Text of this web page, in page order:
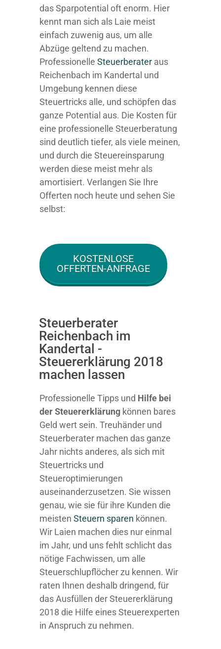
das Sparpotential oft enorm. Hier
kennt man sich als Laie meist
einfach zuwenig aus, um alle
Abzüge geltend zu machen.
Professionelle Steuerberater aus
Reichenbach im Kandertal und
Umgebung kennen diese
Steuertricks alle, und schöpfen das
ganze Potential aus. Die Kosten für
eine professionelle Steuerberatung
sind deutlich tiefer, als viele meinen,
und durch die Steuereinsparung
werden diese meist mehr als
amortisiert. Verlangen Sie Ihre
Offerten noch heute und sehen Sie
selbst:
KOSTENLOSE
OFFERTEN-ANFRAGE
Steuerberater
Reichenbach im
Kandertal -
Steuererklärung 2018
machen lassen
Professionelle Tipps und Hilfe bei
der Steuererklärung können bares
Geld wert sein. Treuhänder und
Steuerberater machen das ganze
Jahr nichts anderes, als sich mit
Steuertricks und
Steueroptimierungen
auseinanderzusetzen. Sie wissen
genau, wie sie für ihre Kunden die
meisten Steuern sparen können.
Wir Laien machen dies nur einmal
im Jahr, und uns fehlt schlicht das
nötige Fachwissen, um alle
Steuerschlupflöcher zu kennen. Wir
raten Ihnen deshalb dringend, für
das Ausfüllen der Steuererklärung
2018 die Hilfe eines Steuerexperten
in Anspruch zu nehmen.